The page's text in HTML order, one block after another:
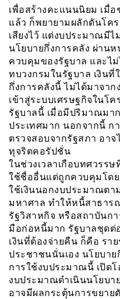
เพื่อสร้างคะแนนนิยม เมื่
แล้ว ก็พยายามผลักดันโค
เสียงไว้ แต่งบประมาณมี
นโยบายกึ่งการคลัง ผ่านห
ควบคุมของรัฐบาล และไ
ทบวงกรมในรัฐบาล เงินที่
กึ่งการคลังนี้ ไม่ได้มาจา
เข้าสู่ระบบเศรษฐกิจในโ
รัฐบาลนี้ เมื่อมีปริมาณมา
ประเทศมาก นอกจากนี้ ก
ตรวจสอบจากรัฐสภา อา
ทุจริตคอรัปชั่น
ในช่วงเวลาเกือบทศวรร
ใช้ชื่ออื่นแต่ถูกควบคุมโดย
ใช้เงินนอกงบประมาณตา
มหาศาล ทำให้หนี้สาธาร
รัฐวิสาหกิจ หรือสถาบันกา
มือก่อหนี้มาก รัฐบาลชุดต่
เงินที่ต้องจ่ายคืน ก็คือ รา
ประชาชนนั่นเอง นโยบา
การใช้งบประมาณนี้ เปิด
งบประมาณดำเนินนโยบา
อาจมีผลกระตุ้นการขยาย